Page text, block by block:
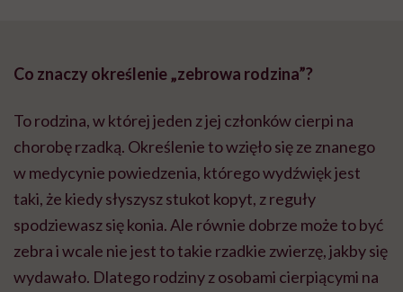
Co znaczy określenie „zebrowa rodzina”?
To rodzina, w której jeden z jej członków cierpi na
chorobę rzadką. Określenie to wzięło się ze znanego
w medycynie powiedzenia, którego wydźwięk jest
taki, że kiedy słyszysz stukot kopyt, z reguły
spodziewasz się konia. Ale równie dobrze może to być
zebra i wcale nie jest to takie rzadkie zwierzę, jakby się
wydawało. Dlatego rodziny z osobami cierpiącymi na